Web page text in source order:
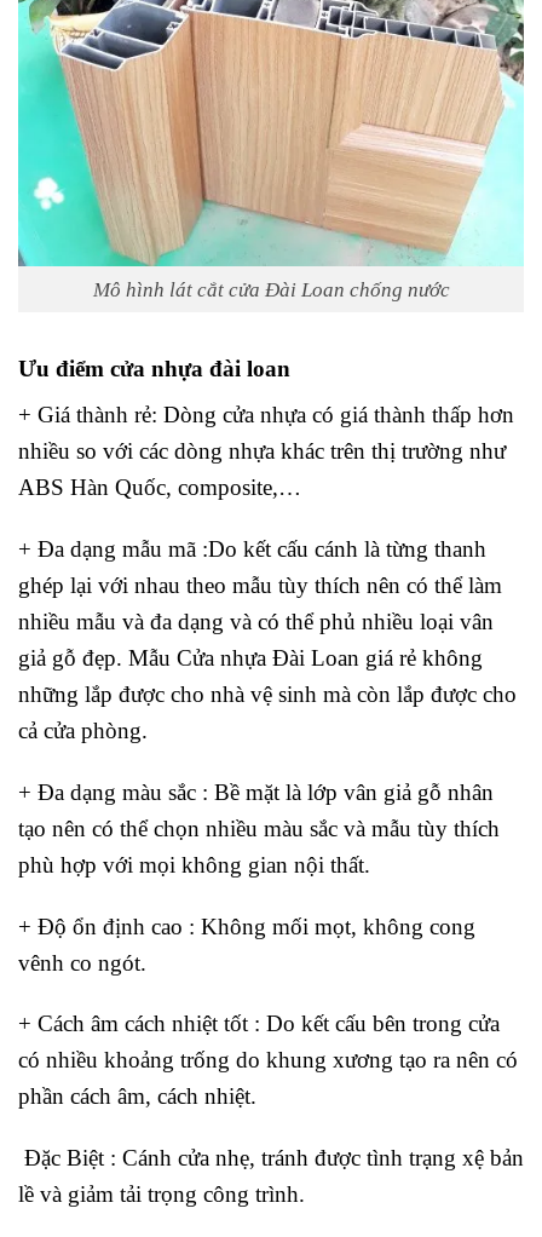
Mô hình lát cắt cửa Đài Loan chống nước
Ưu điểm cửa nhựa đài loan
+ Giá thành rẻ: Dòng cửa nhựa có giá thành thấp hơn
nhiều so với các dòng nhựa khác trên thị trường như
ABS Hàn Quốc, composite,…
+ Đa dạng mẫu mã :Do kết cấu cánh là từng thanh
ghép lại với nhau theo mẫu tùy thích nên có thể làm
nhiều mẫu và đa dạng và có thể phủ nhiều loại vân
giả gỗ đẹp. Mẫu Cửa nhựa Đài Loan giá rẻ không
những lắp được cho nhà vệ sinh mà còn lắp được cho
cả cửa phòng.
+ Đa dạng màu sắc : Bề mặt là lớp vân giả gỗ nhân
tạo nên có thể chọn nhiều màu sắc và mẫu tùy thích
phù hợp với mọi không gian nội thất.
+ Độ ổn định cao : Không mối mọt, không cong
vênh co ngót.
+ Cách âm cách nhiệt tốt : Do kết cấu bên trong cửa
có nhiều khoảng trống do khung xương tạo ra nên có
phần cách âm, cách nhiệt.
Đặc Biệt : Cánh cửa nhẹ, tránh được tình trạng xệ bản
lề và giảm tải trọng công trình.